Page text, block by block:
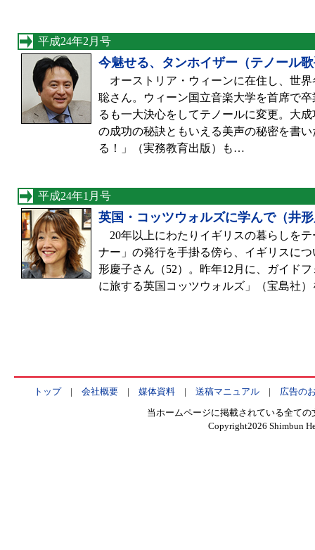
平成24年2月号
今魅せる、タンホイザー（テノール
オーストリア・ウィーンに在住し、世
聡さん。ウィーン国立音楽大学を首席で
るも一大決心をしてテノールに変更。大
の成功の秘訣ともいえる美声の秘密を書
る！」（実務教育出版）も…
平成24年1月号
英国・コッツウォルズに学んで（井
20年以上にわたりイギリスの暮らしを
ナー」の発行を手掛る傍ら、イギリスに
形慶子さん（52）。昨年12月に、ガイド
に旅する英国コッツウォルズ」（宝島社
トップ| 会社概要| 媒体資料| 送稿マニュアル| 広告の
当ホームページに掲載されている全て
Copyright2026 Shimbun